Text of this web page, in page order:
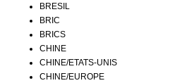
BRESIL
BRIC
BRICS
CHINE
CHINE/ETATS-UNIS
CHINE/EUROPE